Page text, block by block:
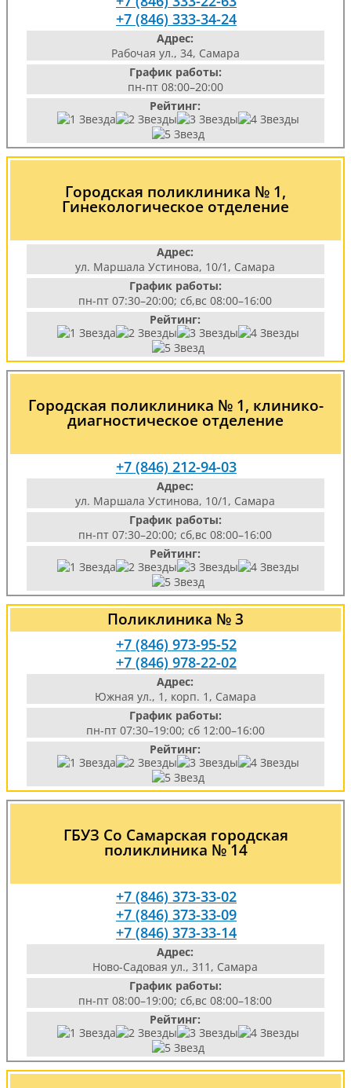
+7 (846) 333-34-24
Адрес:
Рабочая ул., 34, Самара
График работы:
пн-пт 08:00–20:00
Рейтинг:
Городская поликлиника № 1,
Гинекологическое отделение
Адрес:
ул. Маршала Устинова, 10/1, Самара
График работы:
пн-пт 07:30–20:00; сб,вс 08:00–16:00
Рейтинг:
Городская поликлиника № 1, клинико-
диагностическое отделение
+7 (846) 212-94-03
Адрес:
ул. Маршала Устинова, 10/1, Самара
График работы:
пн-пт 07:30–20:00; сб,вс 08:00–16:00
Рейтинг:
Поликлиника № 3
+7 (846) 973-95-52
+7 (846) 978-22-02
Адрес:
Южная ул., 1, корп. 1, Самара
График работы:
пн-пт 07:30–19:00; сб 12:00–16:00
Рейтинг:
ГБУЗ Со Самарская городская
поликлиника № 14
+7 (846) 373-33-02
+7 (846) 373-33-09
+7 (846) 373-33-14
Адрес:
Ново-Садовая ул., 311, Самара
График работы:
пн-пт 08:00–19:00; сб,вс 08:00–18:00
Рейтинг: